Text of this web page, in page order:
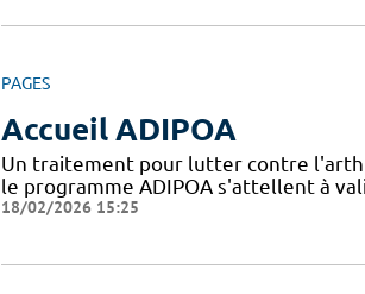
PAGES
Accueil ADIPOA
Un traitement pour lutter contre
le programme ADIPOA s'attellent à
18/02/2026 15:25